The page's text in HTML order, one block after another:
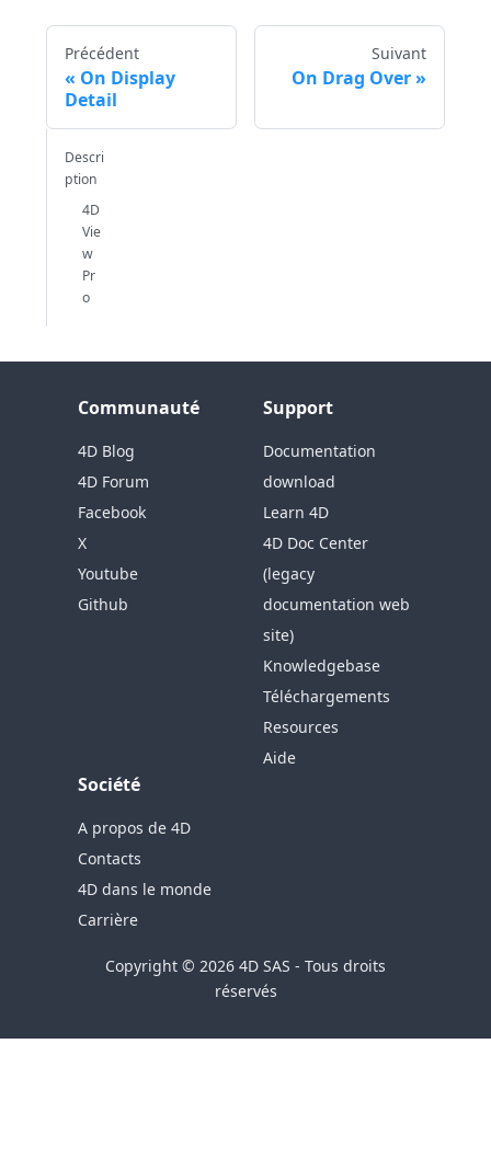
Précédent
On Display
Detail
Suivant
On Drag Over
Descri
ption
4D
Vie
w
Pr
o
Communauté
4D Blog
4D Forum
Facebook
X
Youtube
Github
Support
Documentation
download
Learn 4D
4D Doc Center
(legacy
documentation web
site)
Knowledgebase
Téléchargements
Resources
Aide
Société
A propos de 4D
Contacts
4D dans le monde
Carrière
Copyright © 2026 4D SAS - Tous droits
réservés